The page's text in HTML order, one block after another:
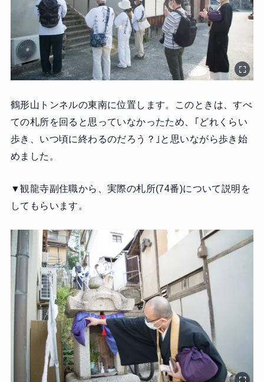
鶴形山トンネルの東南に位置します。このときは、すべ
ての札所を回ると思っていなかったため、｢どれくらい
歩き、いつ頃に終わるのだろう？｣と思いながら歩き始
めました。
▼観龍寺副住職から、実際の札所(74番)について説明を
してもらいます。